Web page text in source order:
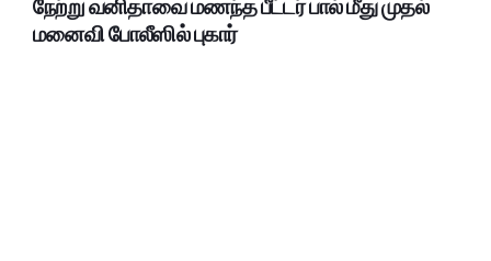
நேற்று வனிதாவை மணந்த பீட்டர் பால் மீது முதல்
மனைவி போலீஸில் புகார்